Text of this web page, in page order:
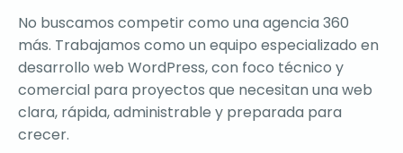
No buscamos competir como una agencia 360
más. Trabajamos como un equipo especializado en
desarrollo web WordPress, con foco técnico y
comercial para proyectos que necesitan una web
clara, rápida, administrable y preparada para
crecer.